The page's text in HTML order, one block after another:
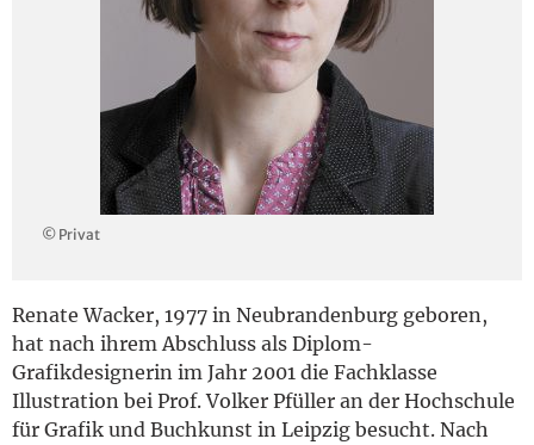
© Privat
Renate Wacker, 1977 in Neubrandenburg geboren,
hat nach ihrem Abschluss als Diplom-
Grafikdesignerin im Jahr 2001 die Fachklasse
Illustration bei Prof. Volker Pfüller an der Hochschule
für Grafik und Buchkunst in Leipzig besucht. Nach
Kontakt
English